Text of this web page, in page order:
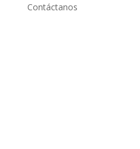
Contáctanos